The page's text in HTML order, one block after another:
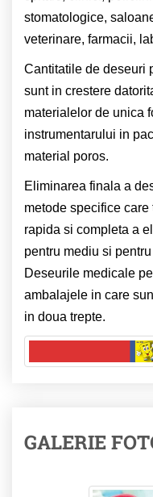
stomatologice,
veterinare, farmacii,
Cantitatile de deseuri
sunt in crestere
materialelor de unica
instrumentarului in
material poros.
Eliminarea finala a
metode specifice
rapida si completa a
pentru mediu si
Deseurile medicale
ambalajele in care
in doua trepte.
GALERIE